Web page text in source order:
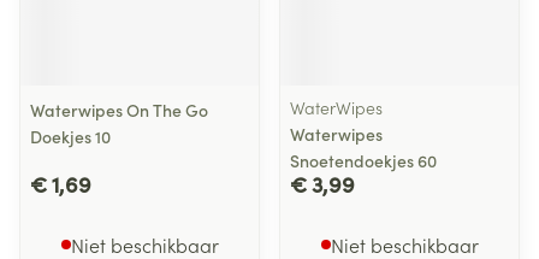
Waterwipes On The Go
Doekjes 10
€ 1,69
Niet beschikbaar
WaterWipes
Waterwipes
Snoetendoekjes 60
€ 3,99
Niet beschikbaar